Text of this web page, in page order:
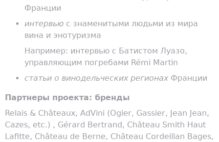
Франции
интервью с знаменитыми людьми из мира
вина и энотуризма
Например: интервью с Батистом Луазо,
управляющим погребами Rémi Martin
статьи о винодельческих регионах Франции
Партнеры проекта: бренды
Relais & Châteaux, AdVini (Ogier, Gassier, Jean Jean,
Cazes, etc.) , Gérard Bertrand, Château Smith Haut
Lafitte, Château de Berne, Château Cordeillan Bages,